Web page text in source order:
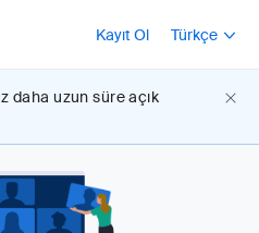
Kayıt Ol Türkçe
daha uzun süre açık